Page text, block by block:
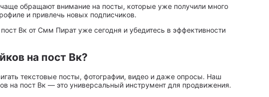
обращают внимание на посты, которые уже получили много
и привлечь новых подписчиков.
Вк от Смм Пират уже сегодня и убедитесь в эффективности
на пост Вк?
текстовые посты, фотографии, видео и даже опросы. Наш
на пост Вк — это универсальный инструмент для продвижения.